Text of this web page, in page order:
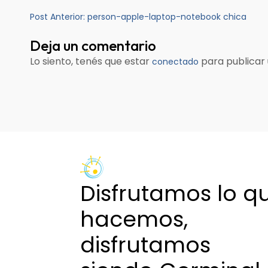
Navegación
de
entradas
Post Anterior: person-apple-laptop-notebook chica
Deja un comentario
Lo siento, tenés que estar conectado para publicar
Disfrutamos lo
hacemos,
disfrutamos